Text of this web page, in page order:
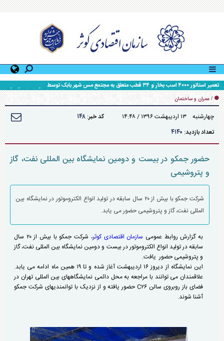
تعمیر استاتور ۴۰۰۰ اسب بخار و ۳۴ قطب متعلق به مجتمع مس شهر بابک توسط شرکت جمکو ظرف
۲۲ روز / عمران و ساختمان
چهارشنبه ۱۳ ارديبهشت ۱۳۹۶ / ۱۴:۴۸ کد خبر: ۱۴۸
تعداد بازدید: ۴۱۴۰
حضور جمکو در بیست و دومین نمایشگاه بین المللی نفت، گاز
و پتروشیمی
شرکت جمکو با بیش از ۲۰ سال سابقه در تولید انواع الکتروموتور در نمایشگاه بین
المللی نفت، گاز و پتروشیمی حضور می یابد.
به گزارش روابط عمومی سازمان اقتصادی کوثر
، شرکت جمکو با بیش از ۲۰ سال
سابقه در تولید انواع الکتروموتور در بیست و دومین نمایشگاه بین المللی نفت، گاز
و پتروشیمی حضور یافت.
این نمایشگاه از دیروز ۱۶ اردیبهشت آغاز شده و تا ۱۹ همین ماه ادامه می یابد.
علاقمندان می توانند با مراجعه به محل دائمی نمایشگاههای بین المللی تهران در
فضای باز روبروی سالن C۲۶ حضور یافته و از نزدیک با توانمندیهای شرکت جمکو
آشنا شوند.